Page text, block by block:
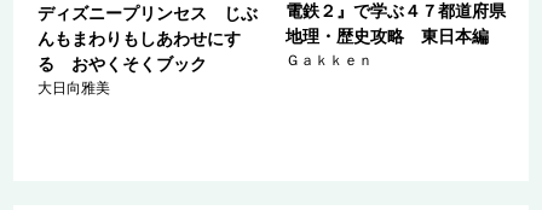
ディズニープリンセス じぶ
んもまわりもしあわせにす
る おやくそくブック
大日向雅美
電鉄２』で学ぶ４７都道府県
地理・歴史攻略 東日本編
Ｇａｋｋｅｎ